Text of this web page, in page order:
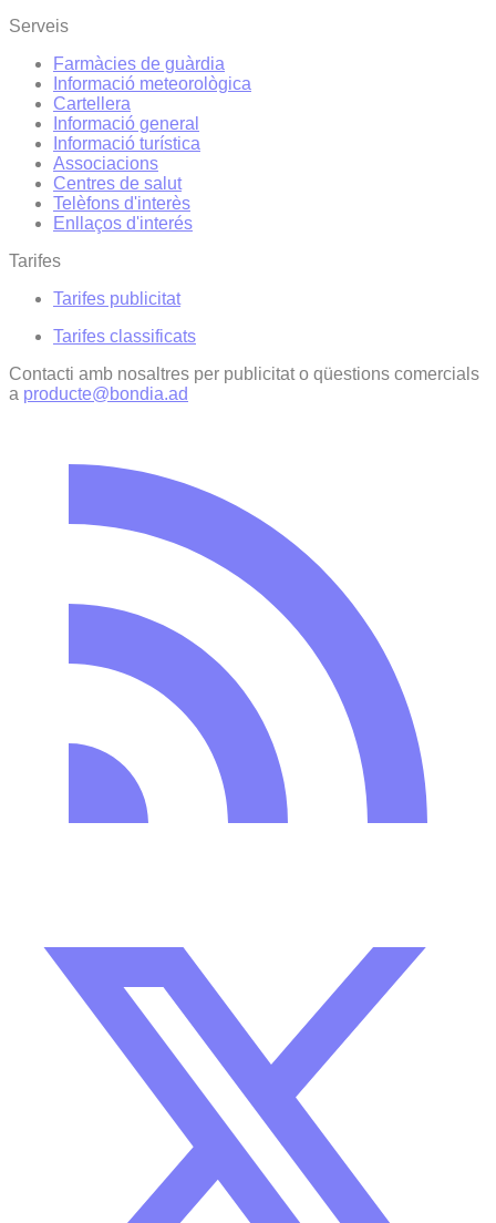
Serveis
Farmàcies de guàrdia
Informació meteorològica
Cartellera
Informació general
Informació turística
Associacions
Centres de salut
Telèfons d'interès
Enllaços d'interés
Tarifes
Tarifes publicitat
Tarifes classificats
Contacti amb nosaltres per publicitat o qüestions comercials
a producte@bondia.ad